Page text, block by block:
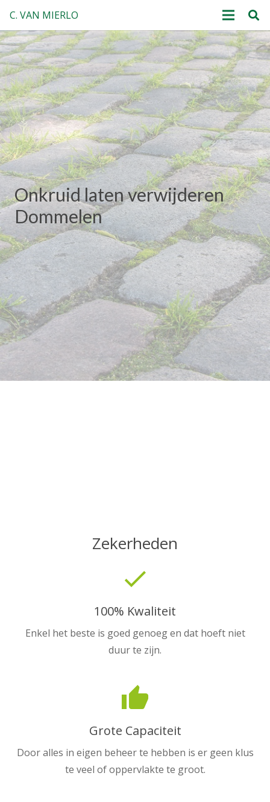
C. VAN MIERLO
Onkruid laten verwijderen
Dommelen
Zekerheden
done
100% Kwaliteit
Enkel het beste is goed genoeg en dat hoeft niet
duur te zijn.
thumb_up
Grote Capaciteit
Door alles in eigen beheer te hebben is er geen klus
te veel of oppervlakte te groot.